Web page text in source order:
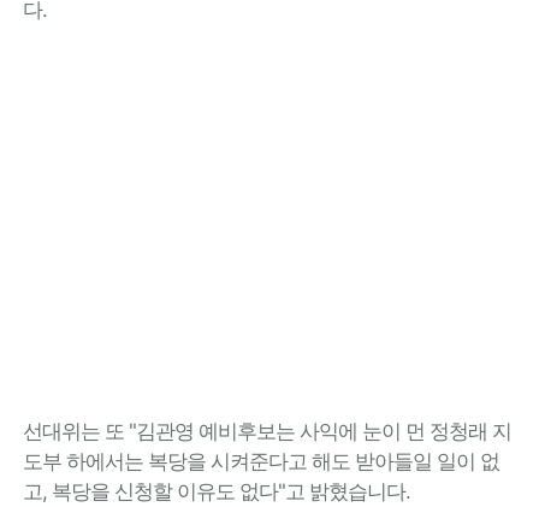
다.
선대위는 또 "김관영 예비후보는 사익에 눈이 먼 정청래 지
도부 하에서는 복당을 시켜준다고 해도 받아들일 일이 없
고, 복당을 신청할 이유도 없다"고 밝혔습니다.